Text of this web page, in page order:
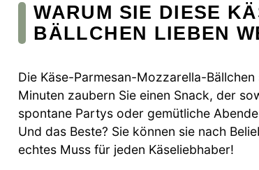
WARUM SIE DIESE
BÄLLCHEN LIEBEN
Die Käse-Parmesan-Mozzarella-
Minuten zaubern Sie einen Snack, der
spontane Partys oder gemütliche
Und das Beste? Sie können sie nach
echtes Muss für jeden Käseliebhaber!